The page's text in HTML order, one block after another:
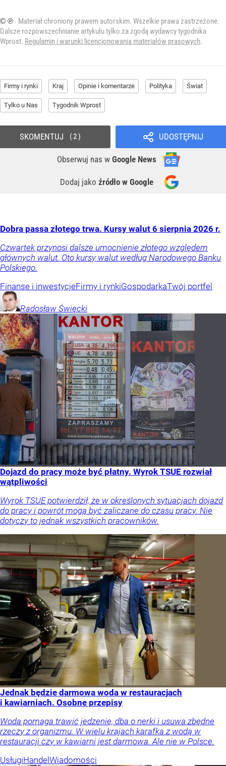
© ℗
Materiał chroniony prawem autorskim. Wszelkie prawa zastrzeżone.
Dalsze rozpowszechnianie artykułu tylko za zgodą wydawcy tygodnika
Wprost. Regulamin i warunki licencjonowania materiałów prasowych.
Firmy i rynki Kraj Opinie i komentarze Polityka Świat
Tylko u Nas Tygodnik Wprost
UDOSTĘPNIJ
Obserwuj nas w Google News
Dodaj jako źródło w Google
SKOMENTUJ 2
Dobra passa złotego trwa. Kursy walut 6 sierpnia 2026 r.
Czwartek przynosi dalsze umocnienie złotego względem
głównych walut. Oto kursy walut według Narodowego Banku
Polskiego.
Finanse i inwestycjeFirmy i rynkiGospodarkaTwój portfel
Radosław Święcki
Dojazd do pracy może być płatny. Wyrok TSUE rozwiał
wątpliwości
Wyrok TSUE potwierdził, że w określonych sytuacjach dojazd
do pracy i powrót mogą być zaliczane do czasu pracy. Nie
dotyczy to jednak wszystkich pracowników.
Jednak będzie darmowa woda w restauracjach
i kawiarniach. Osobne przepisy
Woda pomaga trawić jedzenie, dba o nerki i usuwa zbędne
rzeczy z organizmu. W wielu krajach karafka z wodą w
restauracji czy w kawiarni jest darmowa. Ale nie w Polsce.
UsługiHandel Wiadomości